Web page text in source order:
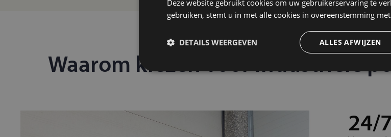
Waarom kiezen voor industriële
24/
Deze website gebruikt cookies om uw gebruikerservaring te
gebruiken, stemt u in met alle cookies in overeenstemming
ALLES AFWIJZEN
DETAILS WEERGEVEN